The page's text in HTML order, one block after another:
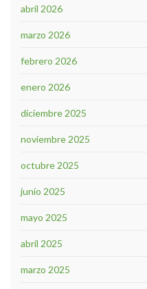
abril 2026
marzo 2026
febrero 2026
enero 2026
diciembre 2025
noviembre 2025
octubre 2025
junio 2025
mayo 2025
abril 2025
marzo 2025